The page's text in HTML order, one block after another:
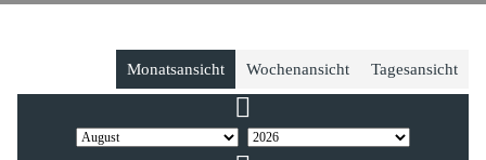
Monatsansicht Wochenansicht Tagesansicht